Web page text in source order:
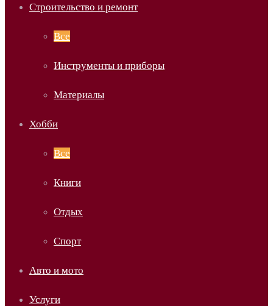
Строительство и ремонт
Все
Инструменты и приборы
Материалы
Хобби
Все
Книги
Отдых
Спорт
Авто и мото
Услуги